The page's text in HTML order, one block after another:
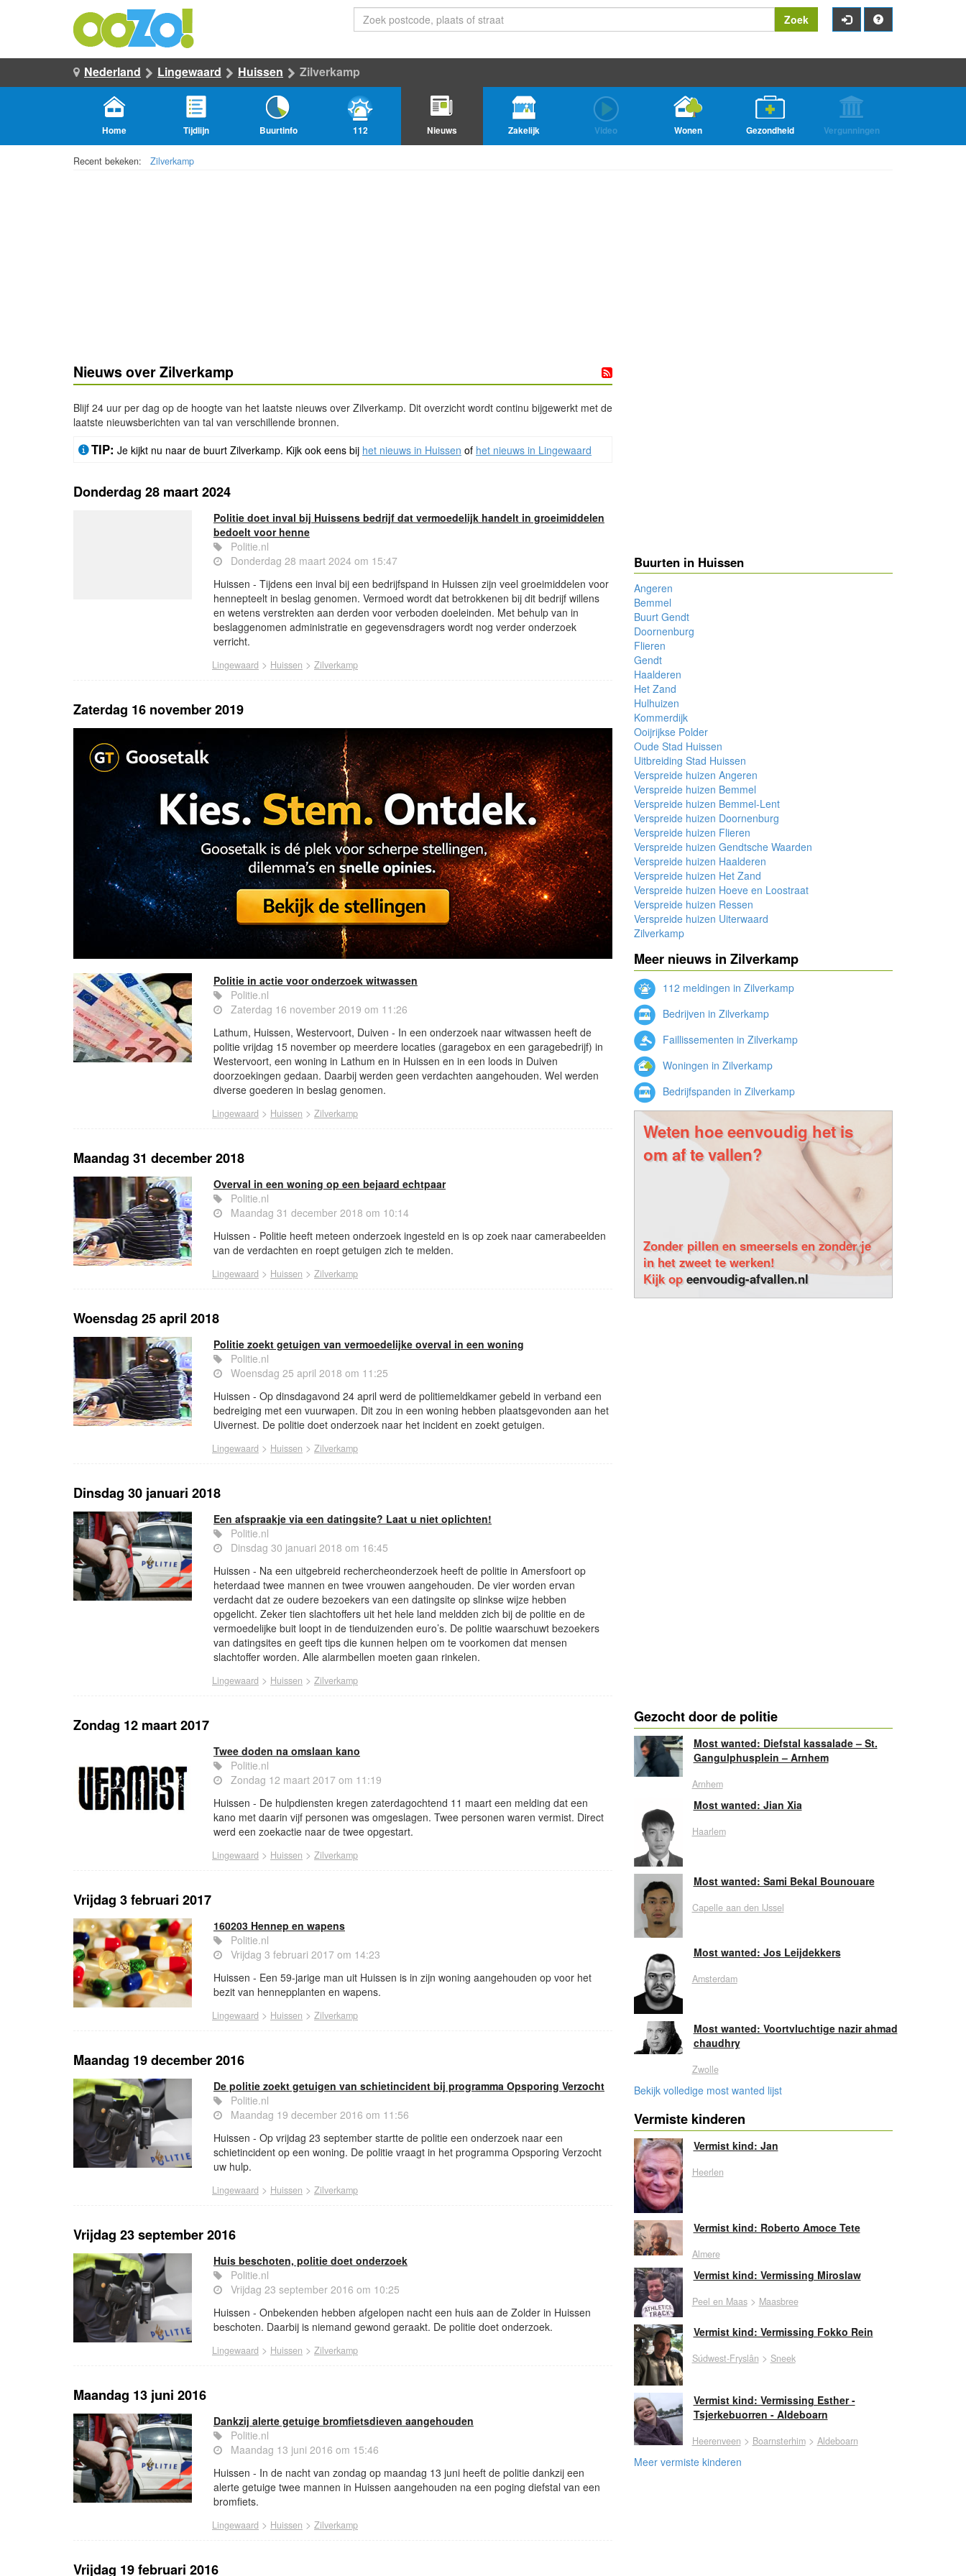
Zoek
Nederland Lingewaard Huissen Zilverkamp
Home Tijdlijn Buurtinfo 112 Nieuws Zakelijk Video Wonen Gezondheid Vergunningen
Recent bekeken: Zilverkamp
Nieuws over Zilverkamp
Blijf 24 uur per dag op de hoogte van het laatste nieuws over Zilverkamp. Dit overzicht wordt continu bijgewerkt met de
laatste nieuwsberichten van tal van verschillende bronnen.
TIP: Je kijkt nu naar de buurt Zilverkamp. Kijk ook eens bij het nieuws in Huissen of het nieuws in Lingewaard
Donderdag 28 maart 2024
Politie doet inval bij Huissens bedrijf dat vermoedelijk handelt in groeimiddelen
bedoelt voor henne
Politie.nl
Donderdag 28 maart 2024 om 15:47
Huissen - Tijdens een inval bij een bedrijfspand in Huissen zijn veel groeimiddelen voor
hennepteelt in beslag genomen. Vermoed wordt dat betrokkenen bij dit bedrijf willens
en wetens verstrekten aan derden voor verboden doeleinden. Met behulp van in
beslaggenomen administratie en gegevensdragers wordt nog verder onderzoek
verricht.
Lingewaard > Huissen > Zilverkamp
Zaterdag 16 november 2019
Politie in actie voor onderzoek witwassen
Politie.nl
Zaterdag 16 november 2019 om 11:26
Lathum, Huissen, Westervoort, Duiven - In een onderzoek naar witwassen heeft de
politie vrijdag 15 november op meerdere locaties (garagebox en een garagebedrijf) in
Westervoort, een woning in Lathum en in Huissen en in een loods in Duiven
doorzoekingen gedaan. Daarbij werden geen verdachten aangehouden. Wel werden
diverse goederen in beslag genomen.
Lingewaard > Huissen > Zilverkamp
Maandag 31 december 2018
Overval in een woning op een bejaard echtpaar
Politie.nl
Maandag 31 december 2018 om 10:14
Huissen - Politie heeft meteen onderzoek ingesteld en is op zoek naar camerabeelden
van de verdachten en roept getuigen zich te melden.
Lingewaard > Huissen > Zilverkamp
Woensdag 25 april 2018
Politie zoekt getuigen van vermoedelijke overval in een woning
Politie.nl
Woensdag 25 april 2018 om 11:25
Huissen - Op dinsdagavond 24 april werd de politiemeldkamer gebeld in verband een
bedreiging met een vuurwapen. Dit zou in een woning hebben plaatsgevonden aan het
Uivernest. De politie doet onderzoek naar het incident en zoekt getuigen.
Lingewaard > Huissen > Zilverkamp
Dinsdag 30 januari 2018
Een afspraakje via een datingsite? Laat u niet oplichten!
Politie.nl
Dinsdag 30 januari 2018 om 16:45
Huissen - Na een uitgebreid rechercheonderzoek heeft de politie in Amersfoort op
heterdaad twee mannen en twee vrouwen aangehouden. De vier worden ervan
verdacht dat ze oudere bezoekers van een datingsite op slinkse wijze hebben
opgelicht. Zeker tien slachtoffers uit het hele land meldden zich bij de politie en de
vermoedelijke buit loopt in de tienduizenden euro’s. De politie waarschuwt bezoekers
van datingsites en geeft tips die kunnen helpen om te voorkomen dat mensen
slachtoffer worden. Alle alarmbellen moeten gaan rinkelen.
Lingewaard > Huissen > Zilverkamp
Zondag 12 maart 2017
Twee doden na omslaan kano
Politie.nl
Zondag 12 maart 2017 om 11:19
Huissen - De hulpdiensten kregen zaterdagochtend 11 maart een melding dat een
kano met daarin vijf personen was omgeslagen. Twee personen waren vermist. Direct
werd een zoekactie naar de twee opgestart.
Lingewaard > Huissen > Zilverkamp
Vrijdag 3 februari 2017
160203 Hennep en wapens
Politie.nl
Vrijdag 3 februari 2017 om 14:23
Huissen - Een 59-jarige man uit Huissen is in zijn woning aangehouden op voor het
bezit van hennepplanten en wapens.
Lingewaard > Huissen > Zilverkamp
Maandag 19 december 2016
De politie zoekt getuigen van schietincident bij programma Opsporing Verzocht
Politie.nl
Maandag 19 december 2016 om 11:56
Huissen - Op vrijdag 23 september startte de politie een onderzoek naar een
schietincident op een woning. De politie vraagt in het programma Opsporing Verzocht
uw hulp.
Lingewaard > Huissen > Zilverkamp
Vrijdag 23 september 2016
Huis beschoten, politie doet onderzoek
Politie.nl
Vrijdag 23 september 2016 om 10:25
Huissen - Onbekenden hebben afgelopen nacht een huis aan de Zolder in Huissen
beschoten. Daarbij is niemand gewond geraakt. De politie doet onderzoek.
Lingewaard > Huissen > Zilverkamp
Maandag 13 juni 2016
Dankzij alerte getuige bromfietsdieven aangehouden
Politie.nl
Maandag 13 juni 2016 om 15:46
Huissen - In de nacht van zondag op maandag 13 juni heeft de politie dankzij een
alerte getuige twee mannen in Huissen aangehouden na een poging diefstal van een
bromfiets.
Lingewaard > Huissen > Zilverkamp
Vrijdag 19 februari 2016
Buurten in Huissen
Angeren
Bemmel
Buurt Gendt
Doornenburg
Flieren
Gendt
Haalderen
Het Zand
Hulhuizen
Kommerdijk
Ooijrijkse Polder
Oude Stad Huissen
Uitbreiding Stad Huissen
Verspreide huizen Angeren
Verspreide huizen Bemmel
Verspreide huizen Bemmel-Lent
Verspreide huizen Doornenburg
Verspreide huizen Flieren
Verspreide huizen Gendtsche Waarden
Verspreide huizen Haalderen
Verspreide huizen Het Zand
Verspreide huizen Hoeve en Loostraat
Verspreide huizen Ressen
Verspreide huizen Uiterwaard
Zilverkamp
Meer nieuws in Zilverkamp
112 meldingen in Zilverkamp
Bedrijven in Zilverkamp
Faillissementen in Zilverkamp
Woningen in Zilverkamp
Bedrijfspanden in Zilverkamp
Weten hoe eenvoudig het is
om af te vallen?
Zonder pillen en smeersels en zonder je
in het zweet te werken!
Kijk opeenvoudig-afvallen.nl
Gezocht door de politie
Most wanted: Diefstal kassalade – St.
Gangulphusplein – Arnhem
Arnhem
Most wanted: Jian Xia
Haarlem
Most wanted: Sami Bekal Bounouare
Capelle aan den IJssel
Most wanted: Jos Leijdekkers
Amsterdam
Most wanted: Voortvluchtige nazir ahmad
chaudhry
Zwolle
Bekijk volledige most wanted lijst
Vermiste kinderen
Vermist kind: Jan
Heerlen
Vermist kind: Roberto Amoce Tete
Almere
Vermist kind: Vermissing Miroslaw
Peel en Maas> Maasbree
Vermist kind: Vermissing Fokko Rein
Súdwest-Fryslân > Sneek
Vermist kind: Vermissing Esther -
Tsjerkebuorren - Aldeboarn
Heerenveen > Boarnsterhim> Aldeboarn
Meer vermiste kinderen